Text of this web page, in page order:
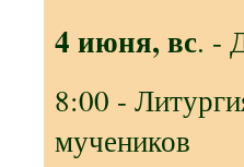
4 июня, вс. -
8:00 -
мучеников